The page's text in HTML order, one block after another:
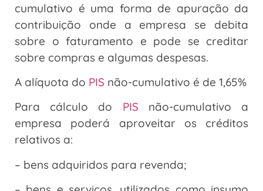
cumulativo é uma forma de apuração da
contribuição onde a empresa se debita
sobre o faturamento e pode se creditar
sobre compras e algumas despesas.
A alíquota do PIS não-cumulativo é de 1,65%
Para cálculo do PIS não-cumulativo a
empresa poderá aproveitar os créditos
relativos a:
– bens adquiridos para revenda;